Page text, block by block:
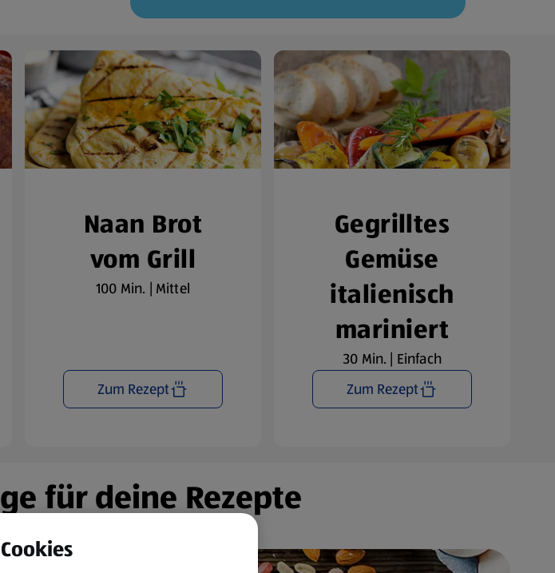
Naan Brot
vom Grill
100 Min. | Mittel
Zum Rezept
Gegrilltes
Gemüse
italienisch
mariniert
30 Min. | Einfach
Zum Rezept
für deine Rezepte